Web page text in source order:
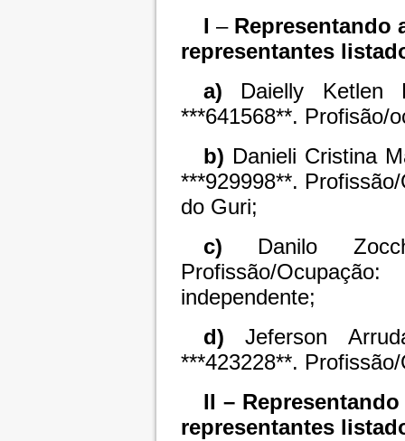
I –Representando
representantes
a) Daielly Ketlen
***641568**. Profisão/
b) Danieli Cristina
***929998**.
do Guri;
c) Danilo
Profissão/
independente;
d)Jeferson
***423228**.
II –
representantes